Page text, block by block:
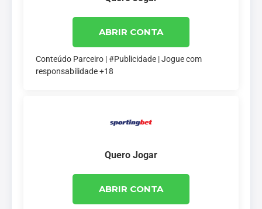
ABRIR CONTA
Conteúdo Parceiro | #Publicidade | Jogue com
responsabilidade +18
Quero Jogar
ABRIR CONTA